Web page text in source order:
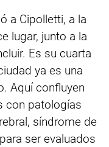
a Cipolletti, a la
lugar, junto a la
Es su cuarta
ya es una
Aquí confluyen
con patologías
síndrome de
ser evaluados